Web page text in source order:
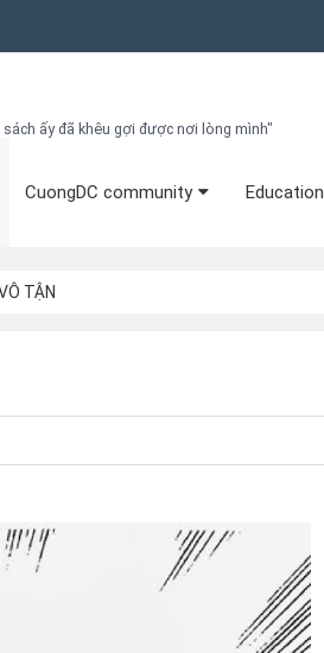
ấy đã khêu gợi được nơi lòng mình"
CuongDC community Education
TẬN
Bạn đang cần tìm kiếm gì?